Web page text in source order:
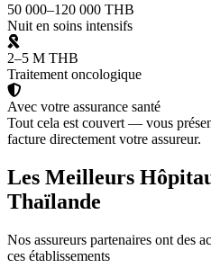
50 000–120 000 THB
Nuit en soins intensifs
2–5 M THB
Traitement oncologique
Avec votre assurance santé
Tout cela est couvert — vous
facture directement votre assureur.
Les Meilleurs
Thaïlande
Nos assureurs partenaires ont des
ces établissements